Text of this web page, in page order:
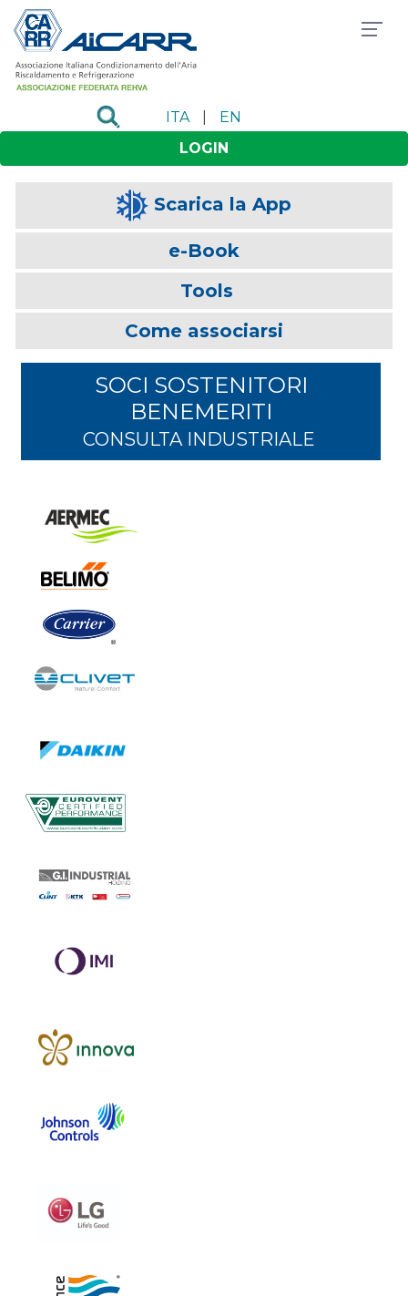
ITA
EN
LOGIN
Scarica la App
e-Book
Tools
Come associarsi
SOCI SOSTENITORI
BENEMERITI
CONSULTA INDUSTRIALE